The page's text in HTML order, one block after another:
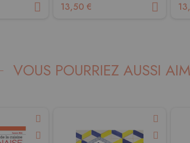
13,50 €
VOUS POURRIEZ AUSSI